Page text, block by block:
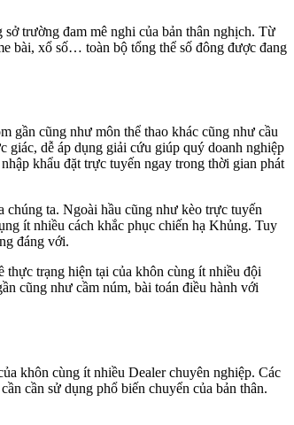
trường đam mê nghi của bản thân nghịch. Từ
bài, xổ số… toàn bộ tổng thể số đông được đang
gần cũng như môn thể thao khác cũng như cầu
giác, dễ áp dụng giải cứu giúp quý doanh nghiệp
khẩu đặt trực tuyến ngay trong thời gian phát
ta. Ngoài hầu cũng như kèo trực tuyến
ít nhiều cách khắc phục chiến hạ Khủng. Tuy
đáng với.
thực trạng hiện tại của khôn cùng ít nhiều đội
cũng như cầm núm, bài toán điều hành với
khôn cùng ít nhiều Dealer chuyên nghiệp. Các
cần sử dụng phổ biến chuyển của bản thân.